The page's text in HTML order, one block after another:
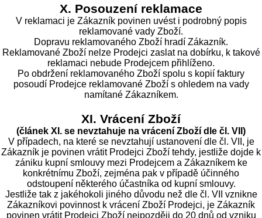
X. Posouzení reklamace
V reklamaci je Zákazník povinen uvést i podrobný popis
reklamované vady Zboží.
Dopravu reklamovaného Zboží hradí Zákazník.
Reklamované Zboží nelze Prodejci zaslat na dobírku, k takové
reklamaci nebude Prodejcem přihlíženo.
Po obdržení reklamovaného Zboží spolu s kopií faktury
posoudí Prodejce reklamované Zboží s ohledem na vady
namítané Zákazníkem.
XI. Vrácení Zboží
(článek XI. se nevztahuje na vrácení Zboží dle čl. VII)
V případech, na které se nevztahují ustanovení dle čl. VII, je
Zákazník je povinen vrátit Prodejci Zboží tehdy, jestliže dojde k
zániku kupní smlouvy mezi Prodejcem a Zákazníkem ke
konkrétnímu Zboží, zejména pak v případě účinného
odstoupení některého účastníka od kupní smlouvy.
Jestliže tak z jakéhokoli jiného důvodu než dle čl. VII vznikne
Zákazníkovi povinnost k vrácení Zboží Prodejci, je Zákazník
povinen vrátit Prodejci Zboží nejpozději do 20 dnů od vzniku